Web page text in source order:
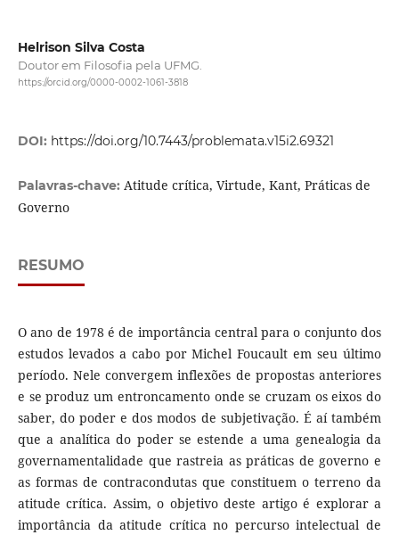
Helrison Silva Costa
Doutor em Filosofia pela UFMG.
https://orcid.org/0000-0002-1061-3818
DOI: https://doi.org/10.7443/problemata.v15i2.69321
Palavras-chave: Atitude crítica, Virtude, Kant, Práticas de
Governo
RESUMO
O ano de 1978 é de importância central para o conjunto dos
estudos levados a cabo por Michel Foucault em seu último
período. Nele convergem inflexões de propostas anteriores
e se produz um entroncamento onde se cruzam os eixos do
saber, do poder e dos modos de subjetivação. É aí também
que a analítica do poder se estende a uma genealogia da
governamentalidade que rastreia as práticas de governo e
as formas de contracondutas que constituem o terreno da
atitude crítica. Assim, o objetivo deste artigo é explorar a
importância da atitude crítica no percurso intelectual de